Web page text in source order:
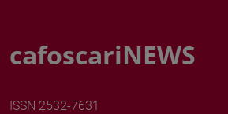
cafoscariNEWS
ISSN 2532-7631